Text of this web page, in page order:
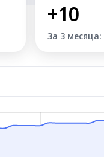
+10
За 3 месяца: